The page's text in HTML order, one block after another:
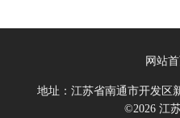
网站
地址：江苏省南通市开发区
©2026 江